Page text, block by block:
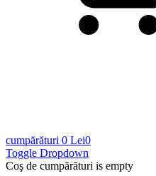
cumpărături 0 Lei0
Toggle Dropdown
Coş de cumpărături is empty